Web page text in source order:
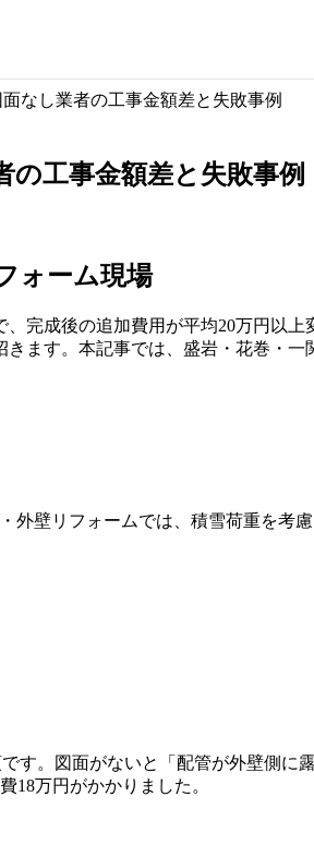
なし業者の工事金額差と失敗事例
工事金額差と失敗事例
ォーム現場
完成後の追加費用が平均20万円以
ます。本記事では、盛岩・花巻・
壁リフォームでは、積雪荷重を考
。図面がないと「配管が外壁側に
18万円がかかりました。